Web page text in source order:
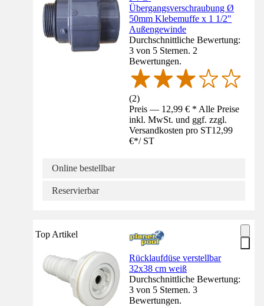
Übergangsverschraubung Ø
50mm Klebemuffe x 1 1/2"
Außengewinde
Durchschnittliche Bewertung:
3 von 5 Sternen. 2
Bewertungen.
(2)
Preis — 12,99 € * Alle Preise
inkl. MwSt. und ggf. zzgl.
Versandkosten pro ST12,99
€*/ ST
Online bestellbar
Reservierbar
Top Artikel
Rücklaufdüse verstellbar
32x38 cm weiß
Durchschnittliche Bewertung:
3 von 5 Sternen. 3
Bewertungen.